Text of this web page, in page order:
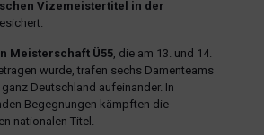
Vizemeistertitel in der
Meisterschaft Ü55, die am 13. und 14.
wurde, trafen sechs Damenteams
Deutschland aufeinander. In
Begegnungen kämpften die
nationalen Titel.